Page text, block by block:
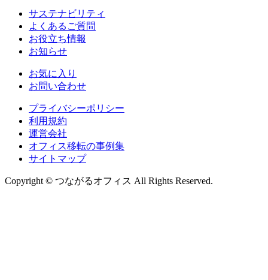
サステナビリティ
よくあるご質問
お役立ち情報
お知らせ
お気に入り
お問い合わせ
プライバシーポリシー
利用規約
運営会社
オフィス移転の事例集
サイトマップ
Copyright © つながるオフィス All Rights Reserved.